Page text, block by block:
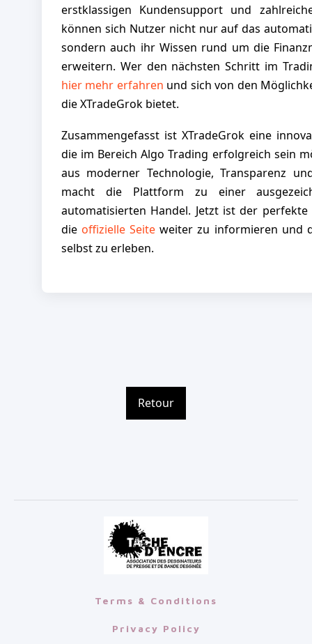
erstklassigen Kundensupport und
können sich Nutzer nicht nur auf das
sondern auch ihr Wissen rund um die
erweitern. Wer den nächsten Schritt im
hier mehr erfahren und sich von den
die XTradeGrok bietet.
Zusammengefasst ist XTradeGrok eine
die im Bereich Algo Trading erfolgreich sein
aus moderner Technologie, Transparenz
macht die Plattform zu einer
automatisierten Handel. Jetzt ist der
dieoffizielle Seite weiter zu informieren und
selbst zu erleben.
Retour
Terms & Conditions
Privacy Policy